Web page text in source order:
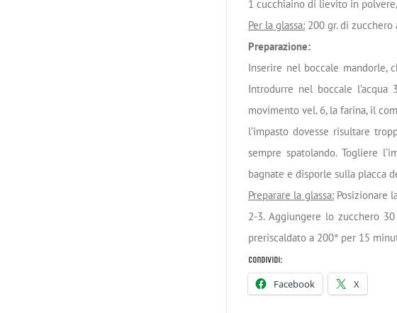
1 cucchiaino di lievito in
Per la glassa: 200 gr. di
Preparazione:
Inserire nel boccale mandorle,
Introdurre nel boccale
movimento vel. 6, la farina, il
l’impasto dovesse risultare
sempre spatolando. Togliere
bagnate e disporle sulla placca
Preparare la glassa:Posizionare
2-3. Aggiungere lo zucchero
preriscaldato a 200° per 15
Condividi:
Facebook X